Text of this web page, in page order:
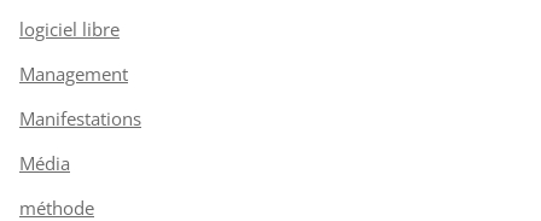
logiciel libre
Management
Manifestations
Média
méthode